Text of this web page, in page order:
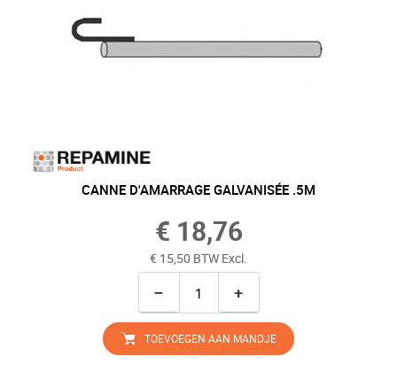
CANNE D'AMARRAGE GALVANISÉE .5M
€ 18,76
€ 15,50 BTW Excl.
− +
TOEVOEGEN AAN MANDJE